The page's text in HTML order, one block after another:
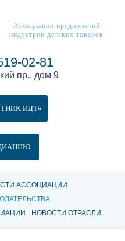
Ассоциация предприятий
индустрии детских товаров
02-81
пр., дом 9
ИДТ»
АССОЦИАЦИИ
НОВОСТИ ОТРАСЛИ